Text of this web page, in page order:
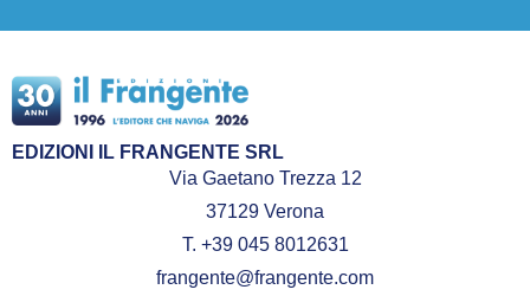
EDIZIONI IL FRANGENTE SRL
Via Gaetano Trezza 12
37129 Verona
T. +39 045 8012631
frangente@frangente.com